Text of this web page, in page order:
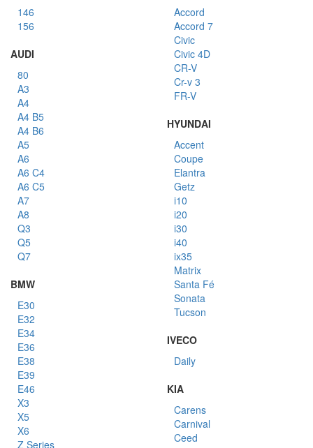
146
156
AUDI
80
A3
A4
A4 B5
A4 B6
A5
A6
A6 C4
A6 C5
A7
A8
Q3
Q5
Q7
BMW
E30
E32
E34
E36
E38
E39
E46
X3
X5
X6
Z Series
Accord
Accord 7
Civic
Civic 4D
CR-V
Cr-v 3
FR-V
HYUNDAI
Accent
Coupe
Elantra
Getz
i10
i20
i30
i40
ix35
Matrix
Santa Fé
Sonata
Tucson
IVECO
Daily
KIA
Carens
Carnival
Ceed